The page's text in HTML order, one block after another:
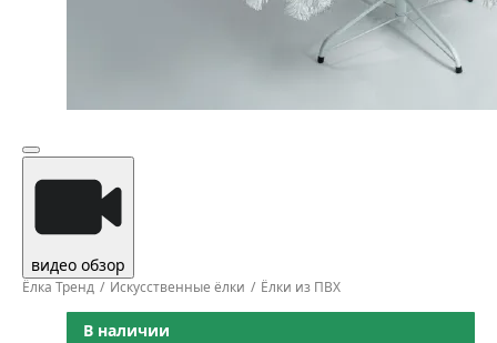
видео обзор
Ёлка Тренд Искусственные ёлки Ёлки из ПВХ
В наличии